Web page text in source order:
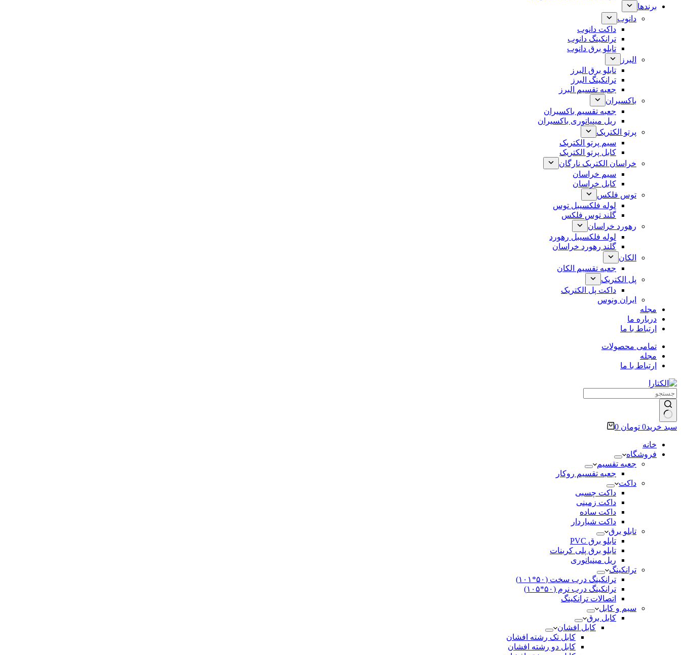
برندها
دانوب
داکت دانوب
ترانکینگ دانوب
تابلو برق دانوب
البرز
تابلو برق البرز
ترانکینگ البرز
جعبه تقسیم البرز
باکسیران
جعبه تقسیم باکسیران
ریل مینیاتوری باکسیران
پرتو الکتریک
سیم پرتو الکتریک
کابل پرتو الکتریک
خراسان الکتریک نارگان
سیم خراسان
کابل خراسان
توس فلکس
لوله فلکسیبل توس
گلند توس فلکس
رهورد خراسان
لوله فلکسیبل رهورد
گلند رهورد خراسان
الکان
جعبه تقسیم الکان
پل الکتریک
داکت پل الکتریک
ایران ونوس
مجله
درباره ما
ارتباط با ما
تمامی محصولات
مجله
ارتباط با ما
سبد خرید0 تومان 0
خانه
فروشگاه
جعبه تقسیم
جعبه تقسیم روکار
داکت
داکت چسبی
داکت زمینی
داکت ساده
داکت شیاردار
تابلو برق
تابلو برق PVC
تابلو برق پلی کربنات
ریل مینیاتوری
ترانکینگ
ترانکینگ درب سخت (۵۰*۱۰۱)
ترانکینگ درب نرم (۵۰*۱۰۵)
اتصالات ترانکینگ
سیم و کابل
کابل برق
کابل افشان
کابل تک رشته افشان
کابل دو رشته افشان